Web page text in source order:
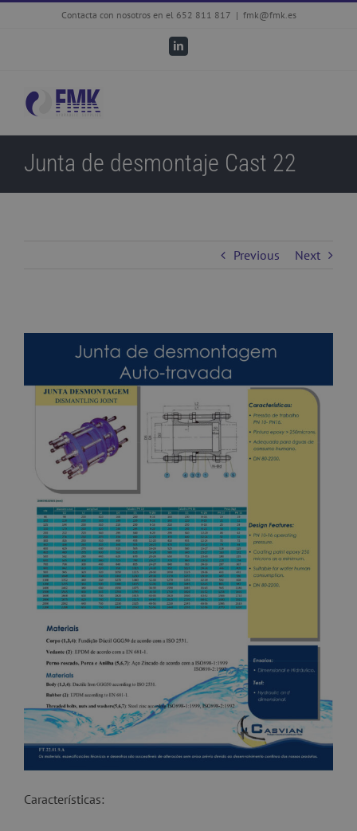
Contacta con nosotros en el 652 811 817 | fmk@fmk.es
LinkedIn
Junta de desmontaje Cast 22
Previous Next
Características: